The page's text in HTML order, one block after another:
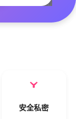
安全私密